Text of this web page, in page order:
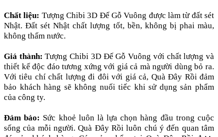
Chất liệu: Tượng Chibi 3D Đế Gỗ Vuông được làm từ đất sét
Nhật. Đất sét Nhật chất lượng tốt, bền, không bị phai màu,
không thấm nước.
Giá thành:Tượng Chibi 3D Đế Gỗ Vuông với chất lượng và
thiết kế độc đáo tương xứng với giá cả mà người dùng bỏ ra.
Với tiêu chí chất lượng đi đôi với giá cả, Quà Đây Rồi đảm
bảo khách hàng sẽ không nuối tiếc khi sử dụng sản phẩm
của công ty.
Đảm bảo: Sức khoẻ luôn là lựa chọn hàng đầu trong cuộc
sống của mỗi người. Quà Đây Rồi luôn chú ý đến quan tâm